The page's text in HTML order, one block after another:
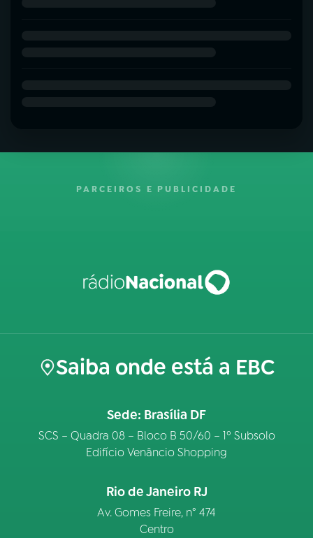
PARCEIROS E PUBLICIDADE
Saiba onde está a EBC
Sede: Brasília DF
SCS – Quadra 08 – Bloco B 50/60 – 1º Subsolo
Edifício Venâncio Shopping
Rio de Janeiro RJ
Av. Gomes Freire, n° 474
Centro